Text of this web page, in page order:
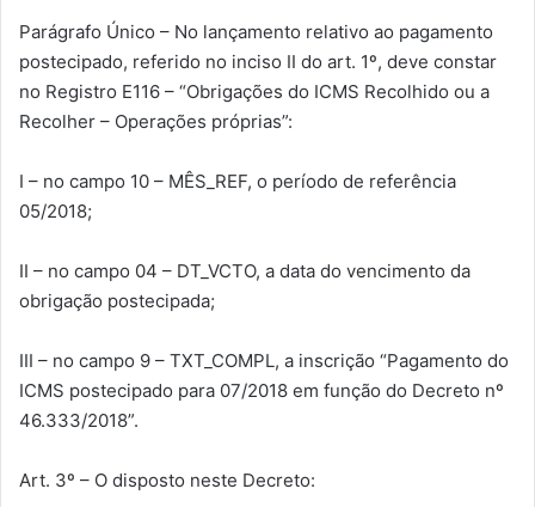
Parágrafo Único – No lançamento relativo ao pagamento
postecipado, referido no inciso II do art. 1º, deve constar
no Registro E116 – “Obrigações do ICMS Recolhido ou a
Recolher – Operações próprias”:
I – no campo 10 – MÊS_REF, o período de referência
05/2018;
II – no campo 04 – DT_VCTO, a data do vencimento da
obrigação postecipada;
III – no campo 9 – TXT_COMPL, a inscrição “Pagamento do
ICMS postecipado para 07/2018 em função do Decreto nº
46.333/2018”.
Art. 3º – O disposto neste Decreto: